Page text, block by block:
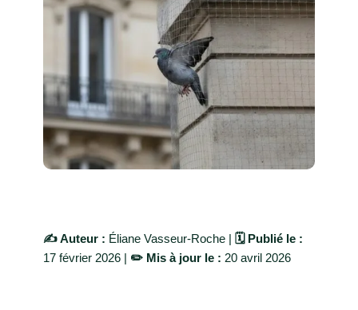
✍️ Auteur : Éliane Vasseur-Roche | 🗓️ Publié le :
17 février 2026 | ✏️ Mis à jour le : 20 avril 2026